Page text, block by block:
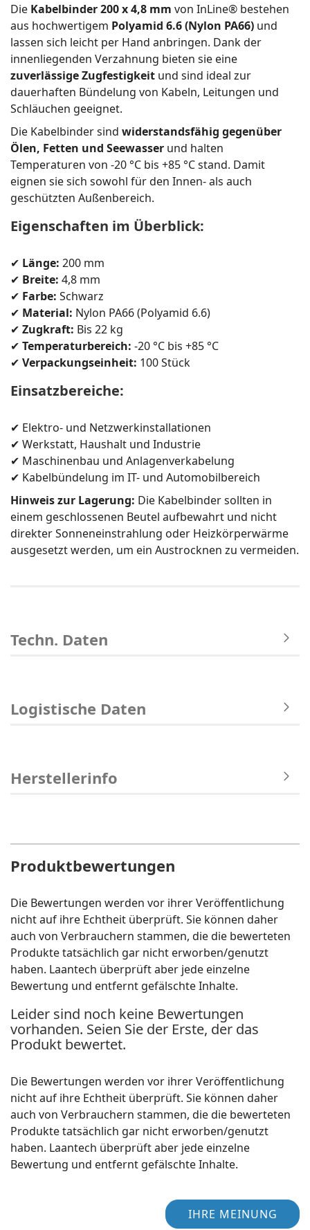
Die Kabelbinder 200 x 4,8 mm von InLine® bestehen
aus hochwertigem Polyamid 6.6 (Nylon PA66) und
lassen sich leicht per Hand anbringen. Dank der
innenliegenden Verzahnung bieten sie eine
zuverlässige Zugfestigkeit und sind ideal zur
dauerhaften Bündelung von Kabeln, Leitungen und
Schläuchen geeignet.
Die Kabelbinder sind widerstandsfähig gegenüber
Ölen, Fetten und Seewasser und halten
Temperaturen von -20 °C bis +85 °C stand. Damit
eignen sie sich sowohl für den Innen- als auch
geschützten Außenbereich.
Eigenschaften im Überblick:
✔ Länge: 200 mm
✔ Breite: 4,8 mm
✔ Farbe: Schwarz
✔ Material: Nylon PA66 (Polyamid 6.6)
✔ Zugkraft: Bis 22 kg
✔ Temperaturbereich: -20 °C bis +85 °C
✔ Verpackungseinheit: 100 Stück
Einsatzbereiche:
✔ Elektro- und Netzwerkinstallationen
✔ Werkstatt, Haushalt und Industrie
✔ Maschinenbau und Anlagenverkabelung
✔ Kabelbündelung im IT- und Automobilbereich
Hinweis zur Lagerung: Die Kabelbinder sollten in
einem geschlossenen Beutel aufbewahrt und nicht
direkter Sonneneinstrahlung oder Heizkörperwärme
ausgesetzt werden, um ein Austrocknen zu vermeiden.
Techn. Daten
Logistische Daten
Herstellerinfo
Produktbewertungen
Die Bewertungen werden vor ihrer Veröffentlichung
nicht auf ihre Echtheit überprüft. Sie können daher
auch von Verbrauchern stammen, die die bewerteten
Produkte tatsächlich gar nicht erworben/genutzt
haben. Laantech überprüft aber jede einzelne
Bewertung und entfernt gefälschte Inhalte.
Leider sind noch keine Bewertungen
vorhanden. Seien Sie der Erste, der das
Produkt bewertet.
Die Bewertungen werden vor ihrer Veröffentlichung
nicht auf ihre Echtheit überprüft. Sie können daher
auch von Verbrauchern stammen, die die bewerteten
Produkte tatsächlich gar nicht erworben/genutzt
haben. Laantech überprüft aber jede einzelne
Bewertung und entfernt gefälschte Inhalte.
IHRE MEINUNG